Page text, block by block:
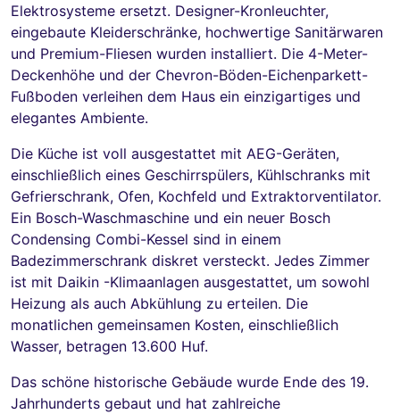
Elektrosysteme ersetzt. Designer-Kronleuchter,
eingebaute Kleiderschränke, hochwertige Sanitärwaren
und Premium-Fliesen wurden installiert. Die 4-Meter-
Deckenhöhe und der Chevron-Böden-Eichenparkett-
Fußboden verleihen dem Haus ein einzigartiges und
elegantes Ambiente.
Die Küche ist voll ausgestattet mit AEG-Geräten,
einschließlich eines Geschirrspülers, Kühlschranks mit
Gefrierschrank, Ofen, Kochfeld und Extraktorventilator.
Ein Bosch-Waschmaschine und ein neuer Bosch
Condensing Combi-Kessel sind in einem
Badezimmerschrank diskret versteckt. Jedes Zimmer
ist mit Daikin -Klimaanlagen ausgestattet, um sowohl
Heizung als auch Abkühlung zu erteilen. Die
monatlichen gemeinsamen Kosten, einschließlich
Wasser, betragen 13.600 Huf.
Das schöne historische Gebäude wurde Ende des 19.
Jahrhunderts gebaut und hat zahlreiche